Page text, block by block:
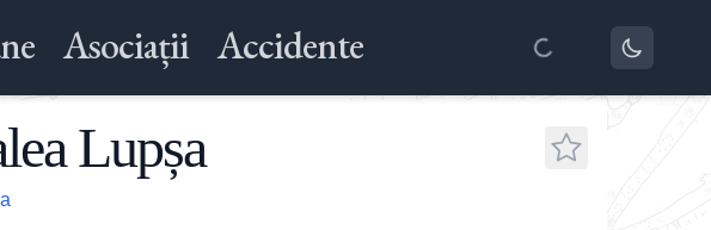
Asociații Accidente
Lupșa